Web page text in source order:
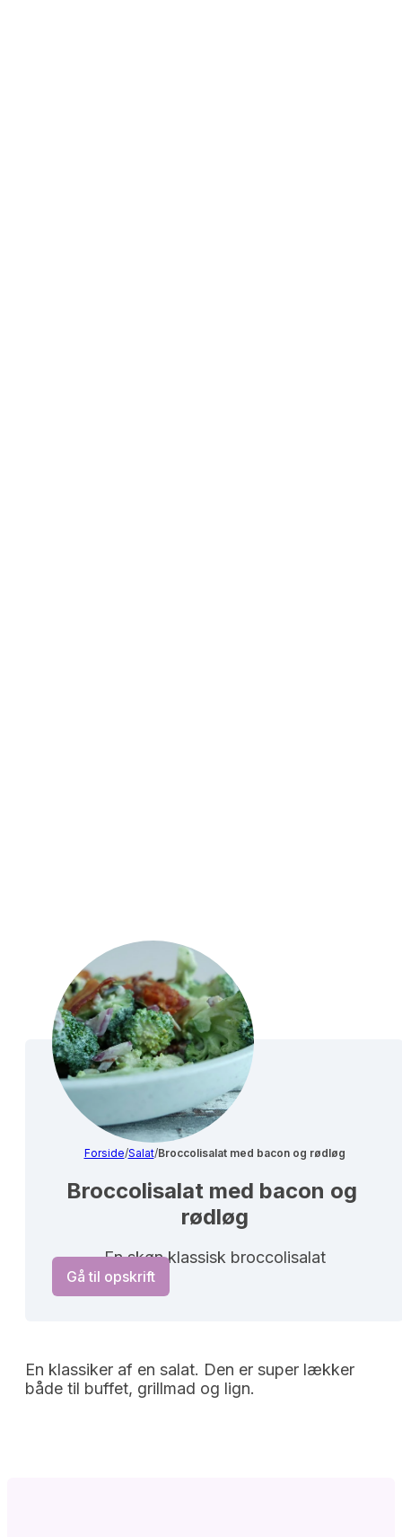
Forside/Salat/Broccolisalat med bacon og rødløg
Broccolisalat med bacon og
rødløg
En skøn klassisk broccolisalat
Gå til opskrift
En klassiker af en salat. Den er super lækker
både til buffet, grillmad og lign.